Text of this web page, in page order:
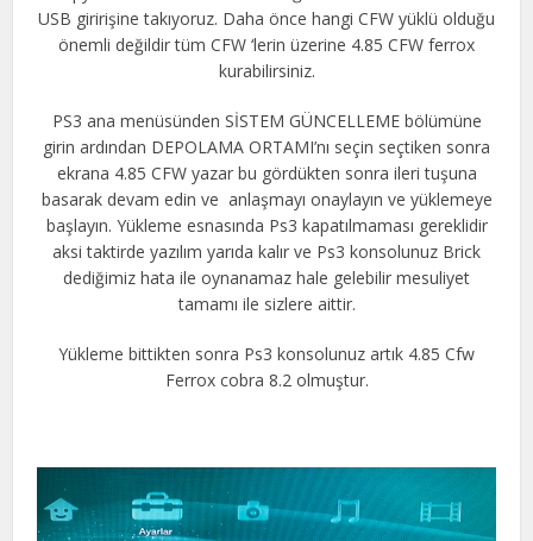
USB giririşine takıyoruz. Daha önce hangi CFW yüklü olduğu
önemli değildir tüm CFW ‘lerin üzerine 4.85 CFW ferrox
kurabilirsiniz.
PS3 ana menüsünden SİSTEM GÜNCELLEME bölümüne
girin ardından DEPOLAMA ORTAMI’nı seçin seçtiken sonra
ekrana 4.85 CFW yazar bu gördükten sonra ileri tuşuna
basarak devam edin ve anlaşmayı onaylayın ve yüklemeye
başlayın. Yükleme esnasında Ps3 kapatılmaması gereklidir
aksi taktirde yazılım yarıda kalır ve Ps3 konsolunuz Brick
dediğimiz hata ile oynanamaz hale gelebilir mesuliyet
tamamı ile sizlere aittir.
Yükleme bittikten sonra Ps3 konsolunuz artık 4.85 Cfw
Ferrox cobra 8.2 olmuştur.